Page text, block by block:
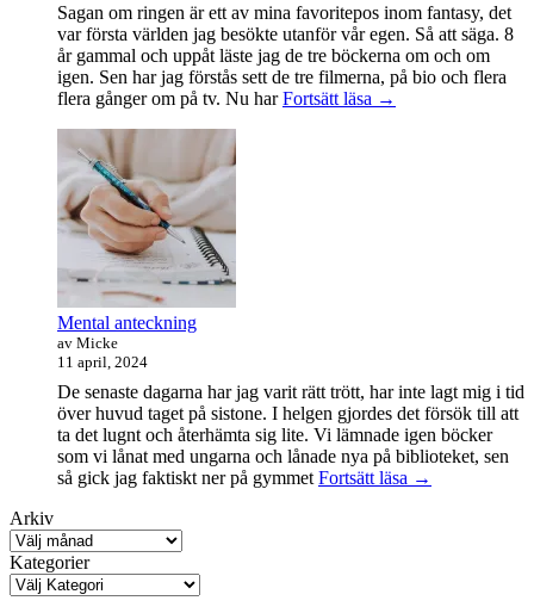
Sagan om ringen är ett av mina favoritepos inom fantasy, det
var första världen jag besökte utanför vår egen. Så att säga. 8
år gammal och uppåt läste jag de tre böckerna om och om
igen. Sen har jag förstås sett de tre filmerna, på bio och flera
flera gånger om på tv. Nu harFortsätt läsa Sagan
→
Mental anteckning
av Micke
11 april, 2024
De senaste dagarna har jag varit rätt trött, har inte lagt mig i tid
över huvud taget på sistone. I helgen gjordes det försök till att
ta det lugnt och återhämta sig lite. Vi lämnade igen böcker
som vi lånat med ungarna och lånade nya på biblioteket, sen
så gick jag faktiskt ner på gymmet Fortsätt läsa Mental
→
Arkiv
Kategorier